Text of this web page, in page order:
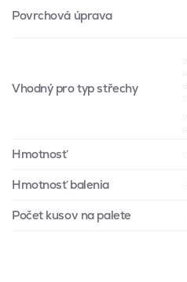
Povrchová úprava
Vhodný pro typ střechy
Hmotnosť
Hmotnosť balenia
Počet kusov na palete